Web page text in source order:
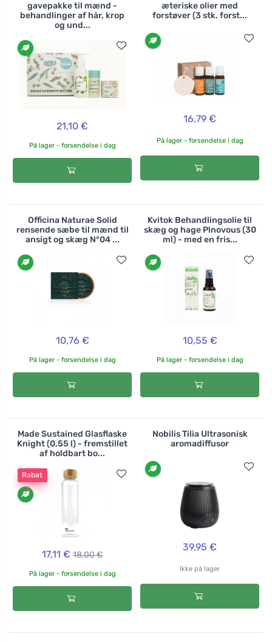
gavepakke til mænd -
behandlinger af hår, krop
og und...
21,10 €
På lager - forsendelse i dag
æteriske olier med
forstøver (3 stk. forst...
16,79 €
På lager - forsendelse i dag
Officina Naturae Solid
rensende sæbe til mænd til
ansigt og skæg N°04 ...
10,76 €
På lager - forsendelse i dag
Kvitok Behandlingsolie til
skæg og hage Plnovous (30
ml) - med en fris...
10,55 €
På lager - forsendelse i dag
Made Sustained Glasflaske
Knight (0,55 l) - fremstillet
af holdbart bo...
Rabat
17,11 € 18,00 €
På lager - forsendelse i dag
Nobilis Tilia Ultrasonisk
aromadiffusor
39,95 €
Ikke på lager